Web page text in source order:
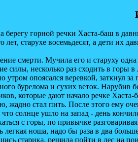
горной речки Хаста-баш в
лет, старухе восемьдесят, а дети их
смерти. Мучила его и старуху одна
несколько раз сходить в горы в
опоясался веревкой, заткнул за
бурелома и сухих веток. Нарубив
которые дают начало речке Хаста-
жадно стал пить. После этого ему
солнце ушло на запад - день
с горы, по привычке
ноша, надо бы раза в два
решила пойти в лес на